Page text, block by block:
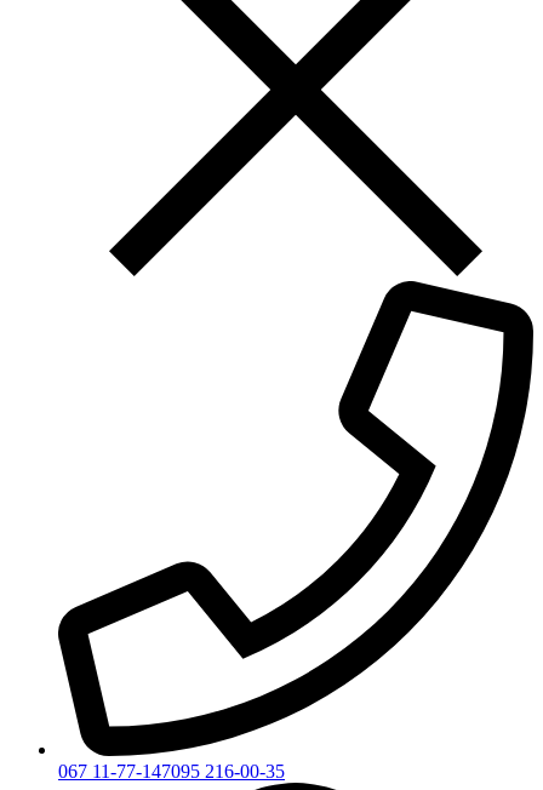
067 11-77-147095 216-00-35